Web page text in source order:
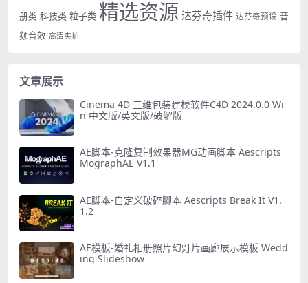
册类 科技类 粒子类 精选资源 达芬奇插件 达芬奇预设 音
频音效 高清实拍
文章展示
Cinema 4D 三维包装建模软件C4D 2024.0.0 Wi
n 中文版/英文版/破解版
AE脚本-克隆复制效果器MG动画脚本 Aescripts
MographAE V1.1
AE脚本-自定义破碎脚本 Aescripts Break It V1.
1.2
AE模板-婚礼相册照片幻灯片画廊展示模板 Wedd
ing Slideshow